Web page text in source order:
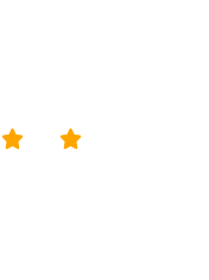
 